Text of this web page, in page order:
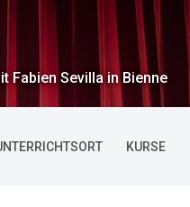
Fabien Sevilla in Bienne
KURSE